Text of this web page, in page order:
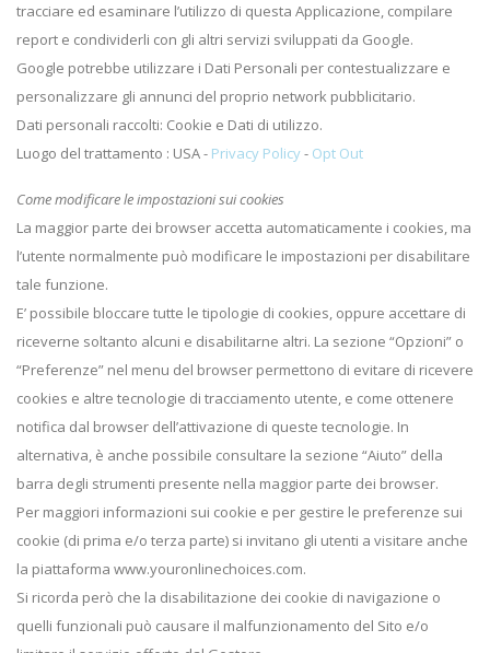
tracciare ed esaminare l’utilizzo di questa Applicazione, compilare
report e condividerli con gli altri servizi sviluppati da Google.
Google potrebbe utilizzare i Dati Personali per contestualizzare e
personalizzare gli annunci del proprio network pubblicitario.
Dati personali raccolti: Cookie e Dati di utilizzo.
Luogo del trattamento : USA - Privacy Policy- Opt Out
Come modificare le impostazioni sui cookies
La maggior parte dei browser accetta automaticamente i cookies, ma
l’utente normalmente può modificare le impostazioni per disabilitare
tale funzione.
E’ possibile bloccare tutte le tipologie di cookies, oppure accettare di
riceverne soltanto alcuni e disabilitarne altri. La sezione “Opzioni” o
“Preferenze” nel menu del browser permettono di evitare di ricevere
cookies e altre tecnologie di tracciamento utente, e come ottenere
notifica dal browser dell’attivazione di queste tecnologie. In
alternativa, è anche possibile consultare la sezione “Aiuto” della
barra degli strumenti presente nella maggior parte dei browser.
Per maggiori informazioni sui cookie e per gestire le preferenze sui
cookie (di prima e/o terza parte) si invitano gli utenti a visitare anche
la piattaforma www.youronlinechoices.com.
Si ricorda però che la disabilitazione dei cookie di navigazione o
quelli funzionali può causare il malfunzionamento del Sito e/o